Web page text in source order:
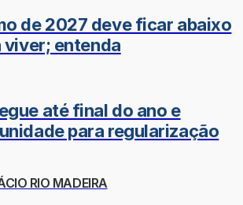
de 2027 deve ficar abaixo
viver; entenda
até final do ano e
para regularização
RIO MADEIRA